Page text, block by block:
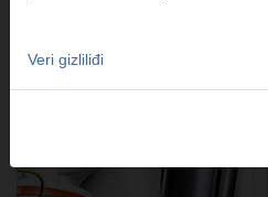
Veri gizliliđi